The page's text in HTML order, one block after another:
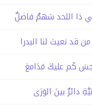
ذا اللحد شهمٌ فاضلٌ
قد نعيتَ لنا البدرا
كَم عليكَ مَدَامعَ
دائرٌ بينَ الوَرَى